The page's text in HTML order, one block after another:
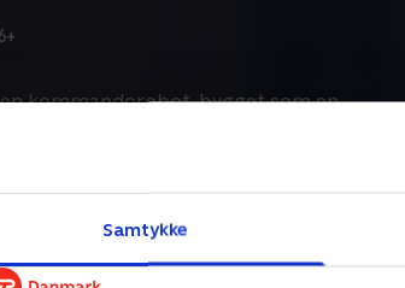
Samtykke
kommandorobot, bygget som en
da verdensfred er opnået, er Arpo
omprogrammeret til at
til Nanny Robot!